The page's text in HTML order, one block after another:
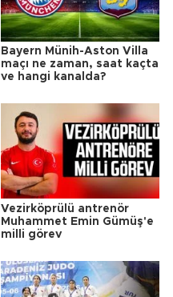
Bayern Münih-Aston Villa
maçı ne zaman, saat kaçta
ve hangi kanalda?
Vezirköprülü antrenör
Muhammet Emin Gümüş'e
milli görev